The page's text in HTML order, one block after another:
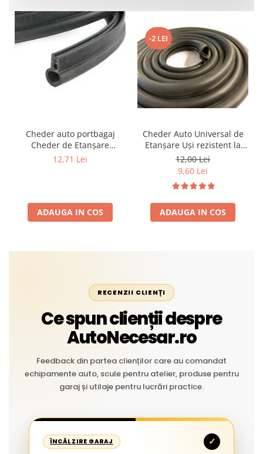
Cheder auto portbagaj
Cheder de Etanșare
Profesional din Cauciuc -
Liniar
12,71 Lei
ADAUGA IN COS
-2 LEI
Cheder Auto Universal de
Etanșare Uși rezistent la
intemperii, raze UV,
îmbătrânire și temperaturi
extreme
12,00 Lei
9,60 Lei
ADAUGA IN COS
RECENZII CLIENȚI
Ce spun clienții despre
AutoNecesar.ro
Feedback din partea clienților care au comandat
echipamente auto, scule pentru atelier, produse pentru
garaj și utilaje pentru lucrări practice.
ÎNCĂLZIRE GARAJ ✓